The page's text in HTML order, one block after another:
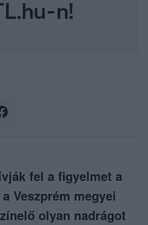
n!
fel a figyelmet a
Veszprém megyei
olyan nadrágot